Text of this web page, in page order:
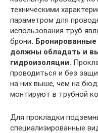
техническими
параметром для
использования труб
брони. Бронированные
должны обладать и
гидроизоляции.
проводиться и без
на них выше, чем на
монтируют в трубной
Для прокладки
специализированные